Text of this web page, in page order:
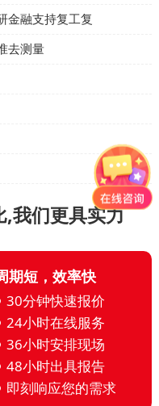
金融支持复工复
去测量
,我们更具实力
期短，效率快
30分钟快速报价
24小时在线服务
36小时安排现场
48小时出具报告
即刻响应您的需求